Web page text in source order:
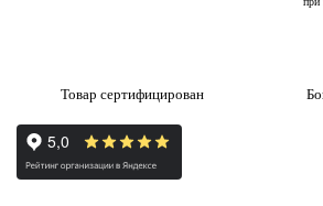
Товар сертифицирован